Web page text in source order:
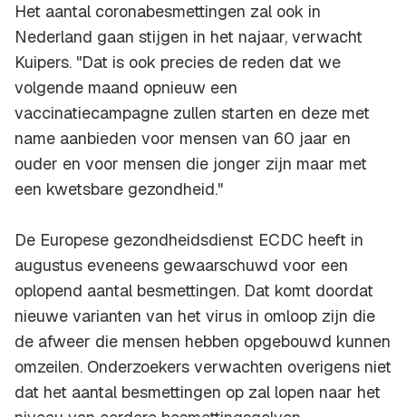
Het aantal coronabesmettingen zal ook in
Nederland gaan stijgen in het najaar, verwacht
Kuipers. "Dat is ook precies de reden dat we
volgende maand opnieuw een
vaccinatiecampagne zullen starten en deze met
name aanbieden voor mensen van 60 jaar en
ouder en voor mensen die jonger zijn maar met
een kwetsbare gezondheid."
De Europese gezondheidsdienst ECDC heeft in
augustus eveneens gewaarschuwd voor een
oplopend aantal besmettingen. Dat komt doordat
nieuwe varianten van het virus in omloop zijn die
de afweer die mensen hebben opgebouwd kunnen
omzeilen. Onderzoekers verwachten overigens niet
dat het aantal besmettingen op zal lopen naar het